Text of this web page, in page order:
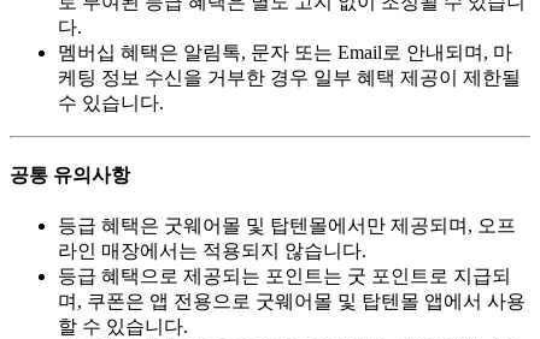
다.
멤버십 혜택은 알림톡, 문자 또는 Email로 안내되며, 마
케팅 정보 수신을 거부한 경우 일부 혜택 제공이 제한될
수 있습니다.
공통 유의사항
등급 혜택은 굿웨어몰 및 탑텐몰에서만 제공되며, 오프
라인 매장에서는 적용되지 않습니다.
등급 혜택으로 제공되는 포인트는 굿 포인트로 지급되
며, 쿠폰은 앱 전용으로 굿웨어몰 및 탑텐몰 앱에서 사용
할 수 있습니다.